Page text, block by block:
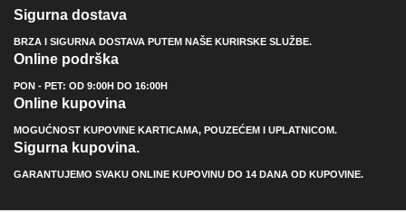
Sigurna dostava
BRZA I SIGURNA DOSTAVA PUTEM NAŠE KURIRSKE SLUŽBE.
Online podrška
PON - PET: OD 9:00H DO 16:00H
Online kupovina
MOGUĆNOST KUPOVINE KARTICAMA, POUZEĆEM I UPLATNICOM.
Sigurna kupovina.
GARANTUJEMO SVAKU ONLINE KUPOVINU DO 14 DANA OD KUPOVINE.